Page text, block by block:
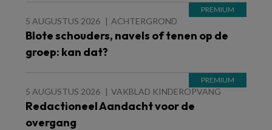
5 AUGUSTUS 2026 ACHTERGROND
Blote schouders, navels of tenen op de
groep: kan dat?
5 AUGUSTUS 2026 VAKBLAD KINDEROPVANG
Redactioneel Aandacht voor de
overgang